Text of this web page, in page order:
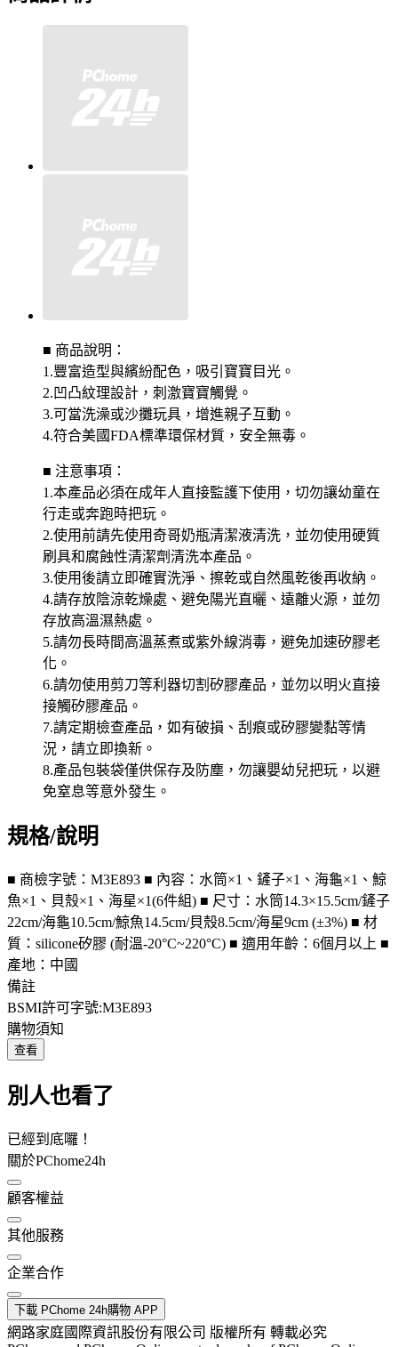
■ 商品說明：
1.豐富造型與繽紛配色，吸引寶寶目光。
2.凹凸紋理設計，刺激寶寶觸覺。
3.可當洗澡或沙攤玩具，增進親子互動。
4.符合美國FDA標準環保材質，安全無毒。
■ 注意事項：
1.本產品必須在成年人直接監護下使用，切勿讓幼童在
行走或奔跑時把玩。
2.使用前請先使用奇哥奶瓶清潔液清洗，並勿使用硬質
刷具和腐蝕性清潔劑清洗本產品。
3.使用後請立即確實洗淨、擦乾或自然風乾後再收納。
4.請存放陰涼乾燥處、避免陽光直曬、遠離火源，並勿
存放高溫濕熱處。
5.請勿長時間高溫蒸煮或紫外線消毒，避免加速矽膠老
化。
6.請勿使用剪刀等利器切割矽膠產品，並勿以明火直接
接觸矽膠產品。
7.請定期檢查產品，如有破損、刮痕或矽膠變黏等情
況，請立即換新。
8.產品包裝袋僅供保存及防塵，勿讓嬰幼兒把玩，以避
免窒息等意外發生。
規格/說明
■ 商檢字號：M3E893 ■ 內容：水筒×1、鏟子×1、海龜×1、鯨
魚×1、貝殼×1、海星×1(6件組) ■ 尺寸：水筒14.3×15.5cm/鏟子
22cm/海龜10.5cm/鯨魚14.5cm/貝殼8.5cm/海星9cm (±3%) ■ 材
質：silicone矽膠 (耐溫-20°C~220°C) ■ 適用年齡：6個月以上 ■
產地：中國
備註
BSMI許可字號:M3E893
購物須知
查看
別人也看了
已經到底囉！
關於PChome24h
顧客權益
其他服務
企業合作
下載 PChome 24h購物 APP
網路家庭國際資訊股份有限公司 版權所有 轉載必究